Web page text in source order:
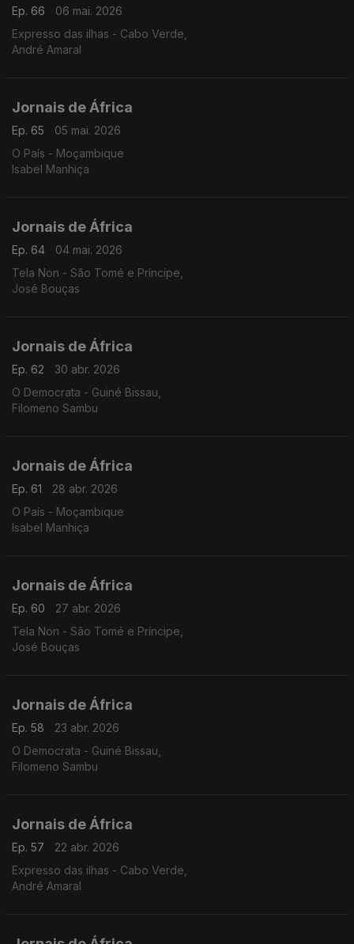
Ep. 66
06 mai. 2026
Expresso das ilhas - Cabo Verde,
André Amaral
Jornais de África
Ep. 65
05 mai. 2026
O País - Moçambique
Isabel Manhiça
Jornais de África
Ep. 64
04 mai. 2026
Tela Non - São Tomé e Príncipe,
José Bouças
Jornais de África
Ep. 62
30 abr. 2026
O Democrata - Guiné Bissau,
Filomeno Sambu
Jornais de África
Ep. 61
28 abr. 2026
O País - Moçambique
Isabel Manhiça
Jornais de África
Ep. 60
27 abr. 2026
Tela Non - São Tomé e Príncipe,
José Bouças
Jornais de África
Ep. 58
23 abr. 2026
O Democrata - Guiné Bissau,
Filomeno Sambu
Jornais de África
Ep. 57
22 abr. 2026
Expresso das ilhas - Cabo Verde,
André Amaral